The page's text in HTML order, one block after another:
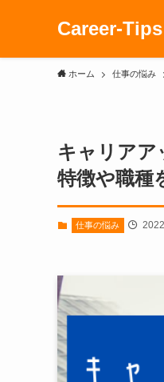
Career-Tips
ホーム 仕事の悩み
キャリア
特徴や職種
仕事の悩み